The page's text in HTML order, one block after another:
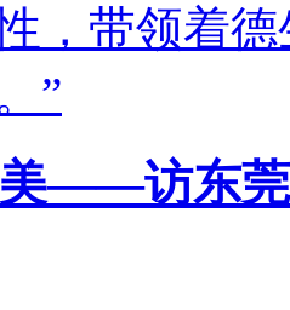
，带领着
”
——访东莞